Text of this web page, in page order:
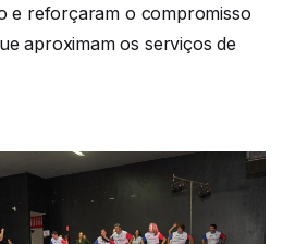
e reforçaram o compromisso
aproximam os serviços de